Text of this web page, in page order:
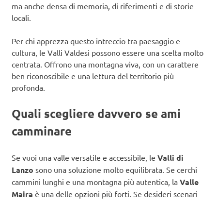
ma anche densa di memoria, di riferimenti e di storie
locali.
Per chi apprezza questo intreccio tra paesaggio e
cultura, le Valli Valdesi possono essere una scelta molto
centrata. Offrono una montagna viva, con un carattere
ben riconoscibile e una lettura del territorio più
profonda.
Quali scegliere davvero se ami
camminare
Se vuoi una valle versatile e accessibile, le Valli di
Lanzo sono una soluzione molto equilibrata. Se cerchi
cammini lunghi e una montagna più autentica, la Valle
Maira è una delle opzioni più forti. Se desideri scenari